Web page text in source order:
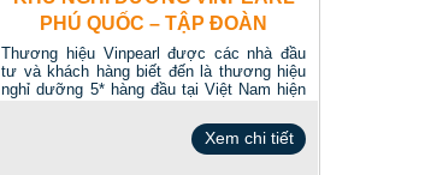
PHÚ QUỐC – TẬP ĐOÀN
VINGROUP
Thương hiệu Vinpearl được các nhà đầu
tư và khách hàng biết đến là thương hiệu
nghỉ dưỡng 5* hàng đầu tại Việt Nam hiện
Xem chi tiết